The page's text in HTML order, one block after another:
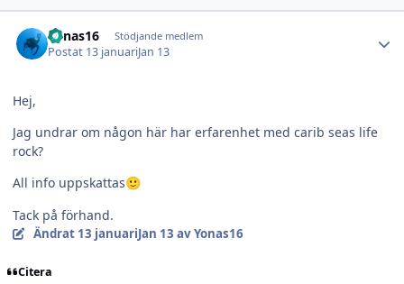
Yonas16 Stödjande medlem
Postat 13 januariJan 13
Hej,
Jag undrar om någon här har erfarenhet med carib seas life
rock?
All info uppskattas🙂
Tack på förhand.
Ändrat 13 januariJan 13 av Yonas16
Citera